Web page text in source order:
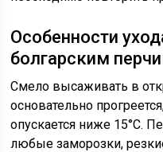
Особенности
болгарским
Смело высаживать в
основательно
опускается ниже 15°C.
любые заморозки,